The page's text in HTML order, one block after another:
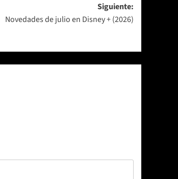
Siguiente:
Novedades de julio en Disney + (2026)